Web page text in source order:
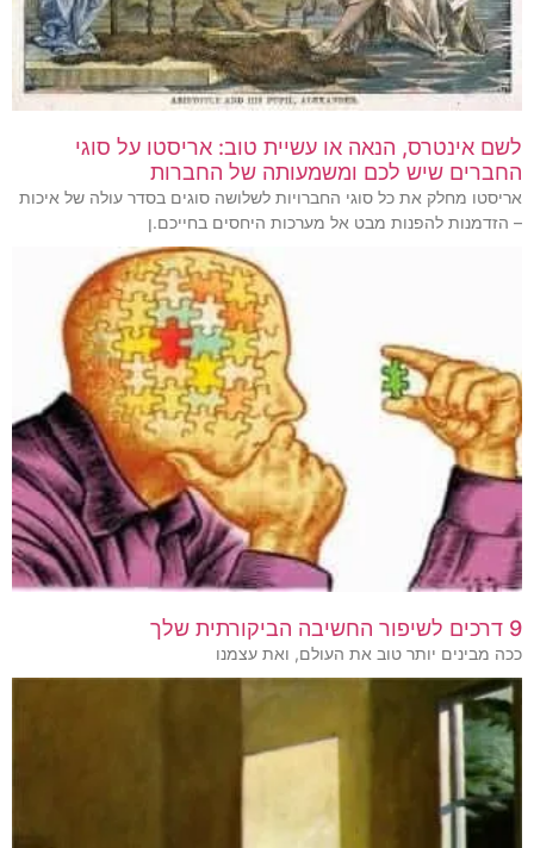
לשם אינטרס, הנאה או עשיית טוב: אריסטו על סוגי
החברים שיש לכם ומשמעותה של החברות
אריסטו מחלק את כל סוגי החברויות לשלושה סוגים בסדר עולה של איכות
– הזדמנות להפנות מבט אל מערכות היחסים בחייכם.ן
9 דרכים לשיפור החשיבה הביקורתית שלך
ככה מבינים יותר טוב את העולם, ואת עצמנו